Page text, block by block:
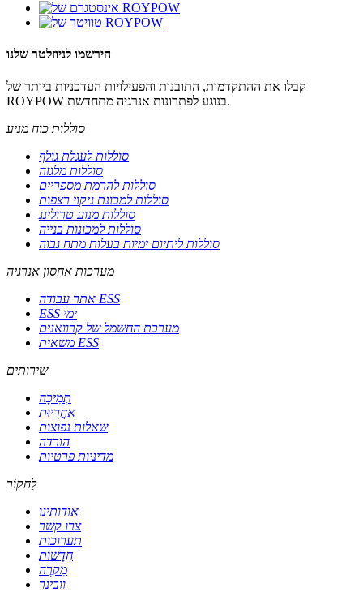
הירשמו לניוזלטר שלנו
קבלו את ההתקדמות, התובנות והפעילויות העדכניות ביותר של
ROYPOW בנוגע לפתרונות אנרגיה מתחדשת.
סוללות כוח מניע
סוללות לעגלת גולף
סוללות מלגזה
סוללות להרמת מספריים
סוללות למכונת ניקוי רצפות
סוללות מנוע טרולינג
סוללות למכונות בנייה
סוללות ליתיום ימיות בעלות מתח גבוה
מערכות אחסון אנרגיה
אתר עבודה ESS
ESS ימי
מערכת החשמל של קרוואנים
משאית ESS
שירותים
תְמִיכָה
אַחֲרָיוּת
שאלות נפוצות
הורדה
מדיניות פרטיות
לַחקוֹר
אודותינו
צרו קשר
תערוכות
חֲדָשׁוֹת
מִקרֶה
וובינר